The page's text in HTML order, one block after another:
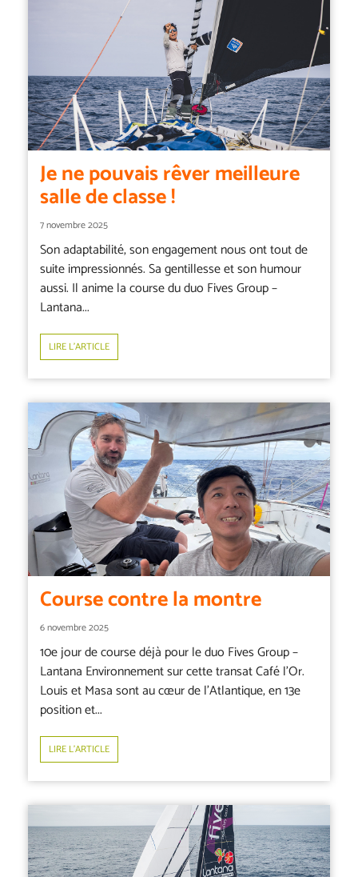
Je ne pouvais rêver meilleure
salle de classe !
7 novembre 2025
Son adaptabilité, son engagement nous ont tout de
suite impressionnés. Sa gentillesse et son humour
aussi. Il anime la course du duo Fives Group –
Lantana...
LIRE L’ARTICLE
Course contre la montre
6 novembre 2025
10e jour de course déjà pour le duo Fives Group –
Lantana Environnement sur cette transat Café l’Or.
Louis et Masa sont au cœur de l’Atlantique, en 13e
position et...
LIRE L’ARTICLE